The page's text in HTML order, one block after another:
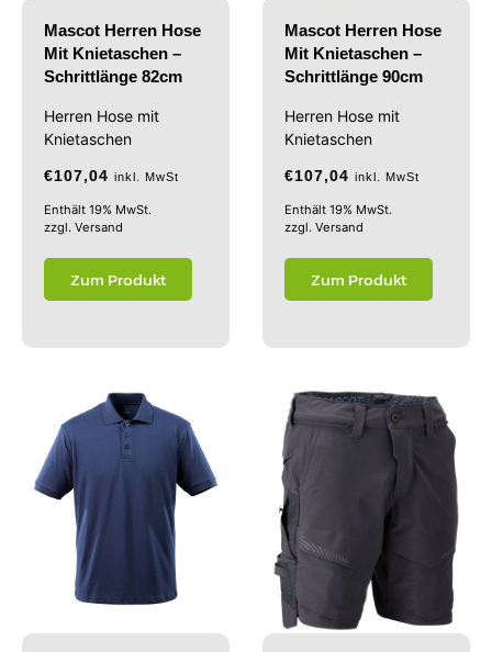
Mascot Herren Hose
Mit Knietaschen –
Schrittlänge 82cm
Herren Hose mit
Knietaschen
€107,04 inkl. MwSt
Enthält 19% MwSt.
zzgl. Versand
Zum Produkt
Mascot Herren Hose
Mit Knietaschen –
Schrittlänge 90cm
Herren Hose mit
Knietaschen
€107,04 inkl. MwSt
Enthält 19% MwSt.
zzgl. Versand
Zum Produkt